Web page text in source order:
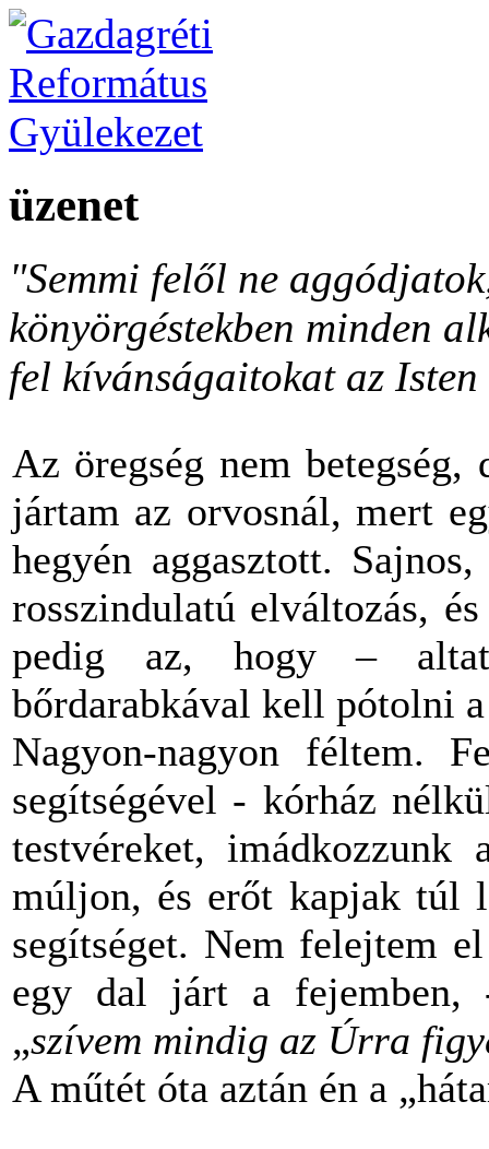
üzenet
"Semmi felől ne
könyörgéstekben minden
fel kívánságaitokat az
Az öregség nem
jártam az orvosnál, mert
hegyén aggasztott.
rosszindulatú elváltozás,
pedig az, hogy –
bőrdarabkával kell pótolni
Nagyon-nagyon féltem.
segítségével - kórház
testvéreket,
múljon, és erőt kapjak túl
segítséget. Nem felejtem
egy dal járt a fejemben,
„szívem mindig az Úrra
A műtét óta aztán én a